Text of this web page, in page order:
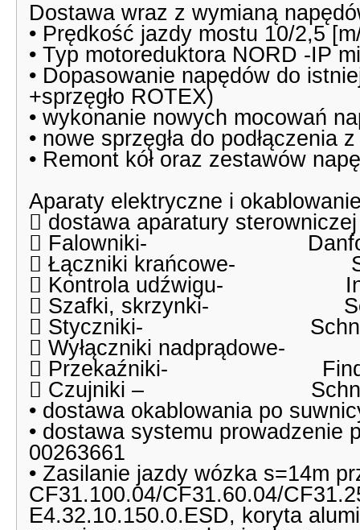
Dostawa wraz z wymianą
• Prędkość jazdy mostu 10/2,5
• Typ motoreduktora NORD -IP
• Dopasowanie napędów do
+sprzęgło ROTEX)
• wykonanie nowych mocowań
• nowe sprzęgła do podłączenia
• Remont kół oraz zestawów
Aparaty elektryczne i
 dostawa aparatury
 Falowniki-
 Łączniki krańcowe-
 Kontrola udźwigu-
 Szafki, skrzynki-
 Styczniki- Schneider
 Wyłączniki nadprądowe-
 Przekaźniki-
 Czujniki – Schneider
• dostawa okablowania po
• dostawa systemu prowadzenie
00263661
• Zasilanie jazdy wózka s=14m
CF31.100.04/CF31.60.04/
E4.32.10.150.0.ESD, koryta